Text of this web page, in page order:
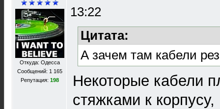
Откуда: Одесса
Сообщений: 1 165
Репутация: 198
13:22
Цитата:
А зачем там кабели
Некоторые кабели
стяжками к